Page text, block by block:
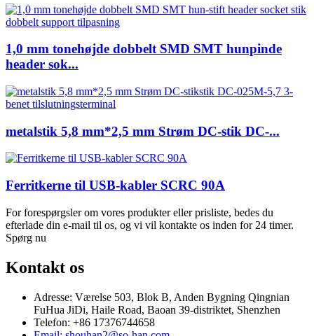
1,0 mm tonehøjde dobbelt SMD SMT hunpinde
header sok...
metalstik 5,8 mm*2,5 mm Strøm DC-stik DC-...
Ferritkerne til USB-kabler SCRC 90A
For forespørgsler om vores produkter eller prisliste, bedes du
efterlade din e-mail til os, og vi vil kontakte os inden for 24 timer.
Spørg nu
Kontakt os
Adresse: Værelse 503, Blok B, Anden Bygning Qingnian
FuHua JiDi, Haile Road, Baoan 39-distriktet, Shenzhen
Telefon: +86 17376744658